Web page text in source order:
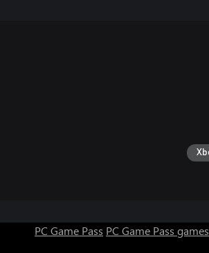
PC Game Pass PC Game Pass games